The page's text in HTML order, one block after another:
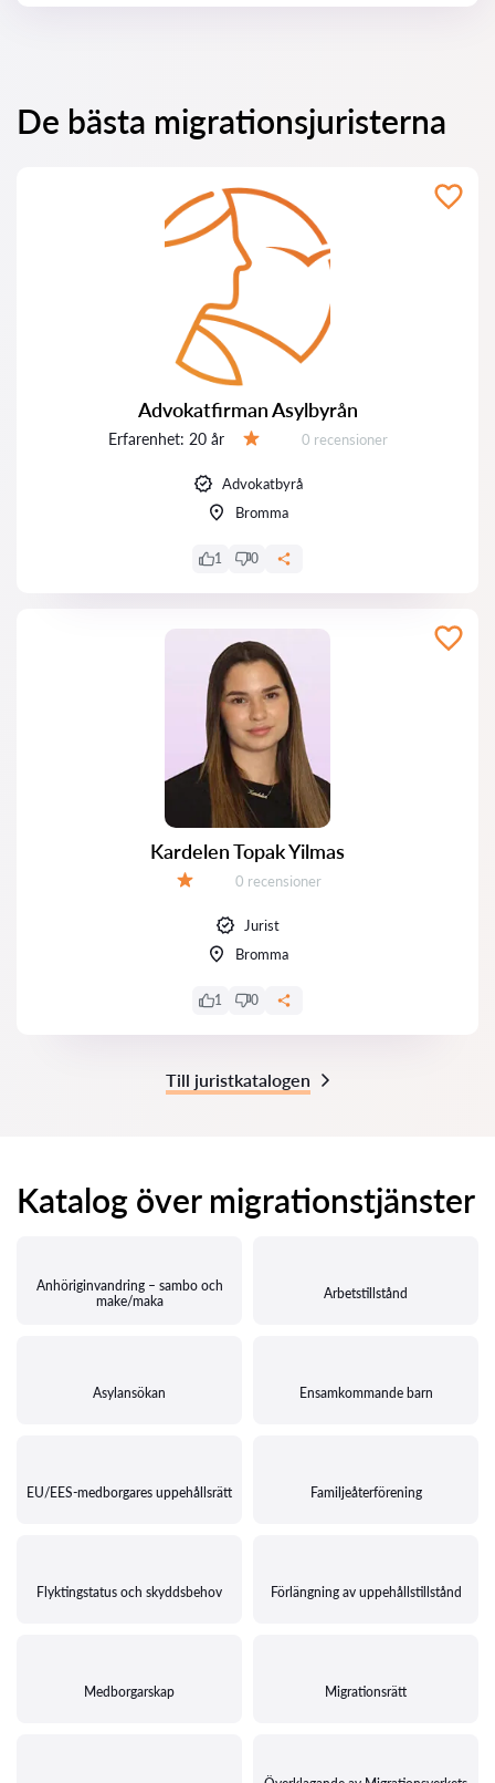
De bästa migrationsjuristerna
Advokatfirman Asylbyrån
Erfarenhet: 20 år Recensioner:
0 recensioner
Advokatbyrå
Bromma
1 0
Kardelen Topak Yilmas
Recensioner:
0 recensioner
Jurist
Bromma
1 0
Till juristkatalogen
Katalog över migrationstjänster
Anhöriginvandring – sambo och
make/maka
Arbetstillstånd
Asylansökan Ensamkommande barn
EU/EES-medborgares uppehållsrätt Familjeåterförening
Flyktingstatus och skyddsbehov Förlängning av uppehållstillstånd
Medborgarskap Migrationsrätt